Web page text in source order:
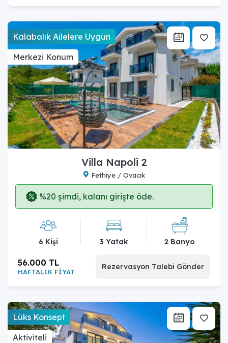
Kalabalık Ailelere Uygun
Merkezi Konum
Villa Napoli 2
Fethiye / Ovacık
%20 şimdi, kalanı girişte öde.
6 Kişi 3 Yatak 2 Banyo
HAFTALIK FİYAT
56.000 TL Rezervasyon Talebi Gönder
Lüks Konsept
Aktiviteli